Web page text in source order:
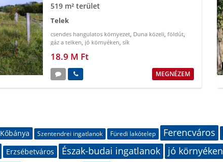
519 m² terület
Telek
csendes hangulatos környezet Duna közeli földút
gáz a telken jó környéken sík
18.9 M Ft
MEGNÉZEM
Kőbánya Szentendrei ingatlanok Füredi lakótelep Ferencváros
Erzsébetváros Észak-budai ingatlanok jó környéken